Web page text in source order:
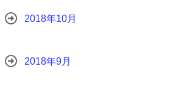
2018年10月
2018年9月